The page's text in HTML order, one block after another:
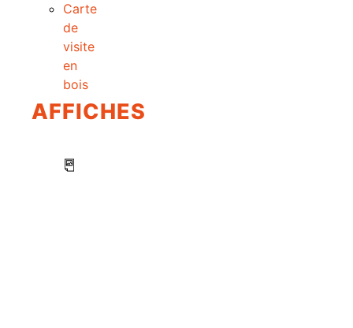
Carte
de
visite
en
bois
AFFICHES